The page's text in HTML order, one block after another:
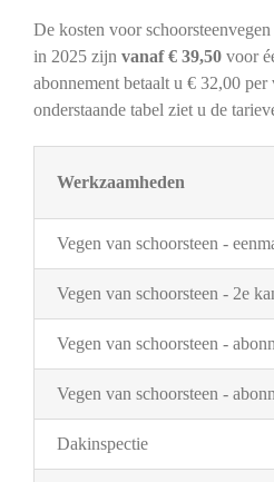
De kosten voor
in 2025 zijn vanaf € 39,50voor
abonnement betaalt u € 32,00 per
onderstaande tabel ziet u de
Werkzaamheden
Vegen van schoorsteen -
Vegen van schoorsteen - 2e
Vegen van schoorsteen -
Vegen van schoorsteen -
Dakinspectie